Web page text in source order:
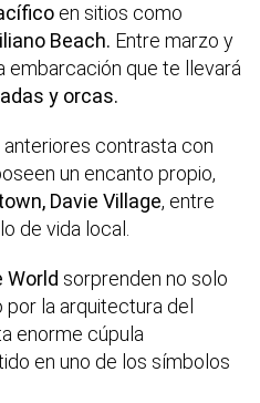
en sitios como
Beach. Entre marzo y
embarcación que te llevará
y orcas.
contrasta con
un encanto propio,
Davie Village, entre
de vida local.
World sorprenden no solo
la arquitectura del
enorme cúpula
en uno de los símbolos